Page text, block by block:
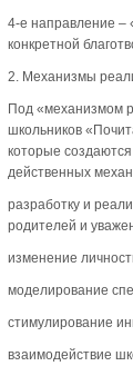
4-е направление –
конкретной
2. Механизмы
Под «механизмом
школьников
которые
действенных
разработку и
родителей и
изменение
моделирование
стимулирование
взаимодействие